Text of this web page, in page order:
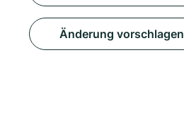
Änderung vorschlagen